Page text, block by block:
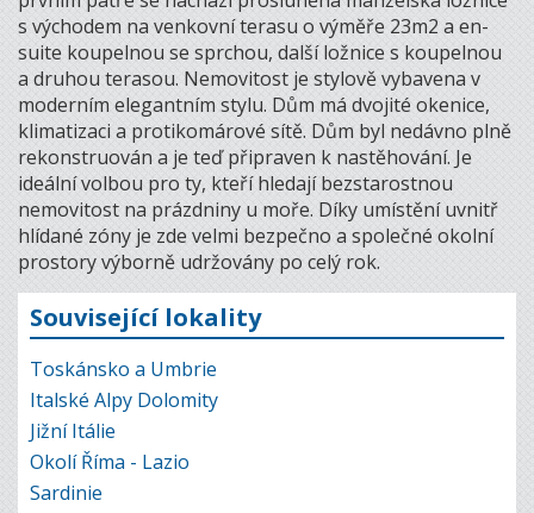
s východem na venkovní terasu o výměře 23m2 a en-
suite koupelnou se sprchou, další ložnice s koupelnou
a druhou terasou. Nemovitost je stylově vybavena v
moderním elegantním stylu. Dům má dvojité okenice,
klimatizaci a protikomárové sítě. Dům byl nedávno plně
rekonstruován a je teď připraven k nastěhování. Je
ideální volbou pro ty, kteří hledají bezstarostnou
nemovitost na prázdniny u moře. Díky umístění uvnitř
hlídané zóny je zde velmi bezpečno a společné okolní
prostory výborně udržovány po celý rok.
Související lokality
Toskánsko a Umbrie
Italské Alpy Dolomity
Jižní Itálie
Okolí Říma - Lazio
Sardinie